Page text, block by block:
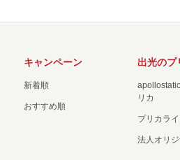
キャンペーン
新着順
おすすめ順
出光のプ
リカ
プリカラ
法人オリ